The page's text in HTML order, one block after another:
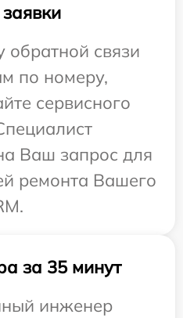
связи
по номеру,
сервисного
Ваш запрос для
ремонта Вашего
за 35 минут
инженер